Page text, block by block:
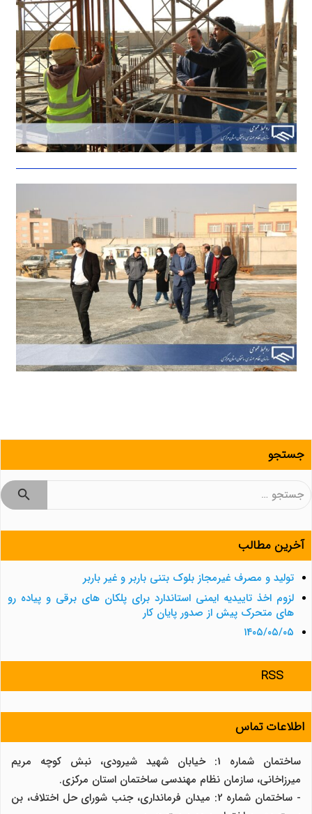
جستجو
جستجو
آخرین مطالب
تولید و مصرف غیرمجاز بلوک بتنی باربر و غیر باربر
لزوم اخذ تاییدیه ایمنی استاندارد برای پلکان های برقی و پیاده رو
های متحرک پیش از صدور پایان کار
۱۴۰۵/۰۵/۰۵
RSS
اطلاعات تماس
ساختمان شماره 1: خیابان شهید شیرودی، نبش کوچه مریم
میرزاخانی، سازمان نظام مهندسی ساختمان استان مرکزی.
- ساختمان شماره 2: میدان فرمانداری، جنب شورای حل اختلاف، بن